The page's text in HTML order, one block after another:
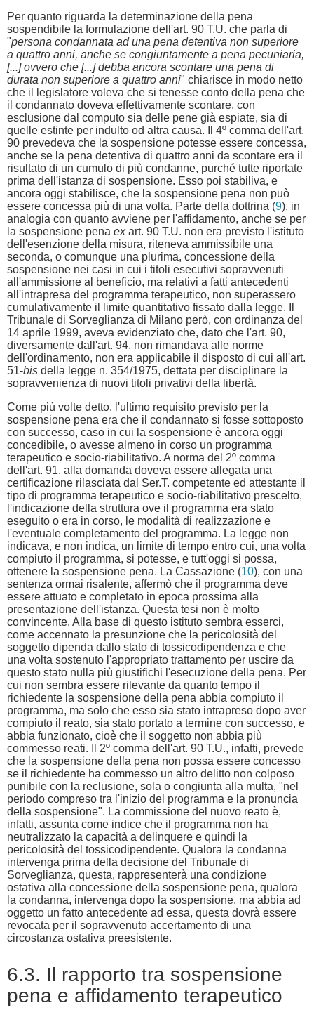
Per quanto riguarda la determinazione della pena
sospendibile la formulazione dell'art. 90 T.U. che parla di
"persona condannata ad una pena detentiva non superiore
a quattro anni, anche se congiuntamente a pena pecuniaria,
[...] ovvero che [...] debba ancora scontare una pena di
durata non superiore a quattro anni" chiarisce in modo netto
che il legislatore voleva che si tenesse conto della pena che
il condannato doveva effettivamente scontare, con
esclusione dal computo sia delle pene già espiate, sia di
quelle estinte per indulto od altra causa. Il 4º comma dell'art.
90 prevedeva che la sospensione potesse essere concessa,
anche se la pena detentiva di quattro anni da scontare era il
risultato di un cumulo di più condanne, purché tutte riportate
prima dell'istanza di sospensione. Esso poi stabiliva, e
ancora oggi stabilisce, che la sospensione pena non può
essere concessa più di una volta. Parte della dottrina (9), in
analogia con quanto avviene per l'affidamento, anche se per
la sospensione pena exart. 90 T.U. non era previsto l'istituto
dell'esenzione della misura, riteneva ammissibile una
seconda, o comunque una plurima, concessione della
sospensione nei casi in cui i titoli esecutivi sopravvenuti
all'ammissione al beneficio, ma relativi a fatti antecedenti
all'intrapresa del programma terapeutico, non superassero
cumulativamente il limite quantitativo fissato dalla legge. Il
Tribunale di Sorveglianza di Milano però, con ordinanza del
14 aprile 1999, aveva evidenziato che, dato che l'art. 90,
diversamente dall'art. 94, non rimandava alle norme
dell'ordinamento, non era applicabile il disposto di cui all'art.
51-bis della legge n. 354/1975, dettata per disciplinare la
sopravvenienza di nuovi titoli privativi della libertà.
Come più volte detto, l'ultimo requisito previsto per la
sospensione pena era che il condannato si fosse sottoposto
con successo, caso in cui la sospensione è ancora oggi
concedibile, o avesse almeno in corso un programma
terapeutico e socio-riabilitativo. A norma del 2º comma
dell'art. 91, alla domanda doveva essere allegata una
certificazione rilasciata dal Ser.T. competente ed attestante il
tipo di programma terapeutico e socio-riabilitativo prescelto,
l'indicazione della struttura ove il programma era stato
eseguito o era in corso, le modalità di realizzazione e
l'eventuale completamento del programma. La legge non
indicava, e non indica, un limite di tempo entro cui, una volta
compiuto il programma, si potesse, e tutt'oggi si possa,
ottenere la sospensione pena. La Cassazione (10), con una
sentenza ormai risalente, affermò che il programma deve
essere attuato e completato in epoca prossima alla
presentazione dell'istanza. Questa tesi non è molto
convincente. Alla base di questo istituto sembra esserci,
come accennato la presunzione che la pericolosità del
soggetto dipenda dallo stato di tossicodipendenza e che
una volta sostenuto l'appropriato trattamento per uscire da
questo stato nulla più giustifichi l'esecuzione della pena. Per
cui non sembra essere rilevante da quanto tempo il
richiedente la sospensione della pena abbia compiuto il
programma, ma solo che esso sia stato intrapreso dopo aver
compiuto il reato, sia stato portato a termine con successo, e
abbia funzionato, cioè che il soggetto non abbia più
commesso reati. Il 2º comma dell'art. 90 T.U., infatti, prevede
che la sospensione della pena non possa essere concesso
se il richiedente ha commesso un altro delitto non colposo
punibile con la reclusione, sola o congiunta alla multa, "nel
periodo compreso tra l'inizio del programma e la pronuncia
della sospensione". La commissione del nuovo reato è,
infatti, assunta come indice che il programma non ha
neutralizzato la capacità a delinquere e quindi la
pericolosità del tossicodipendente. Qualora la condanna
intervenga prima della decisione del Tribunale di
Sorveglianza, questa, rappresenterà una condizione
ostativa alla concessione della sospensione pena, qualora
la condanna, intervenga dopo la sospensione, ma abbia ad
oggetto un fatto antecedente ad essa, questa dovrà essere
revocata per il sopravvenuto accertamento di una
circostanza ostativa preesistente.
6.3. Il rapporto tra sospensione
pena e affidamento terapeutico